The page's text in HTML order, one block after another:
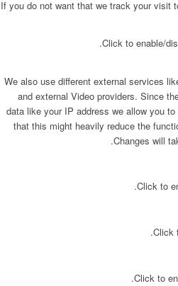
If you do not want that we track your visit
Click to enable/
We also use different external services
and external Video providers. Since
data like your IP address we allow you
that this might heavily reduce the
Changes will
Click to
Click
Click to